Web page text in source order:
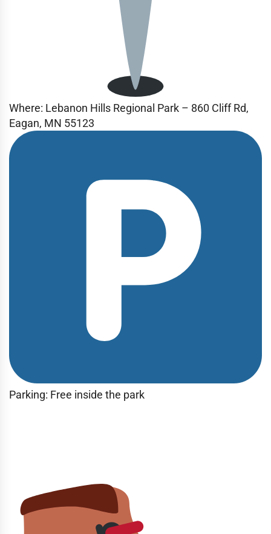
Where: Lebanon Hills Regional Park – 860 Cliff Rd,
Eagan, MN 55123
Parking: Free inside the park